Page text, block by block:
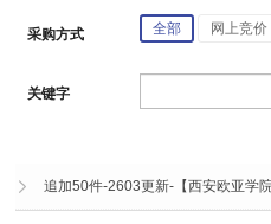
采购方式 全部 网上竞价
关键字
追加50件-2603更新-【西安欧亚学